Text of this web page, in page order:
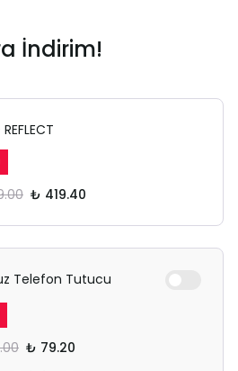
İndirim!
₺ 419.40
Telefon Tutucu
₺ 79.20